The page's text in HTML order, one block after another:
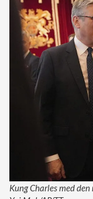
Kung Charles med